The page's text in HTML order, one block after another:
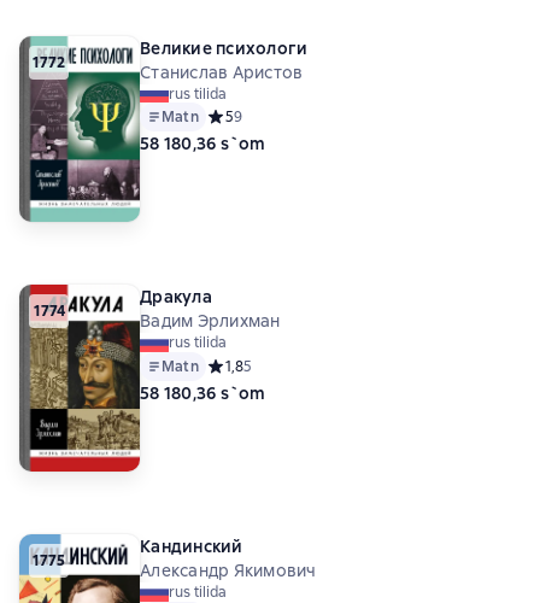
1772
Великие психологи
Станислав Аристов
rus tilida
Matn Средний рейтинг 5 на основе 9 оценок
59
58 180,36 s`om
1774
Дракула
Вадим Эрлихман
rus tilida
Matn Средний рейтинг 1,8 на основе 5 оценок
1,85
58 180,36 s`om
1775
Кандинский
Александр Якимович
rus tilida